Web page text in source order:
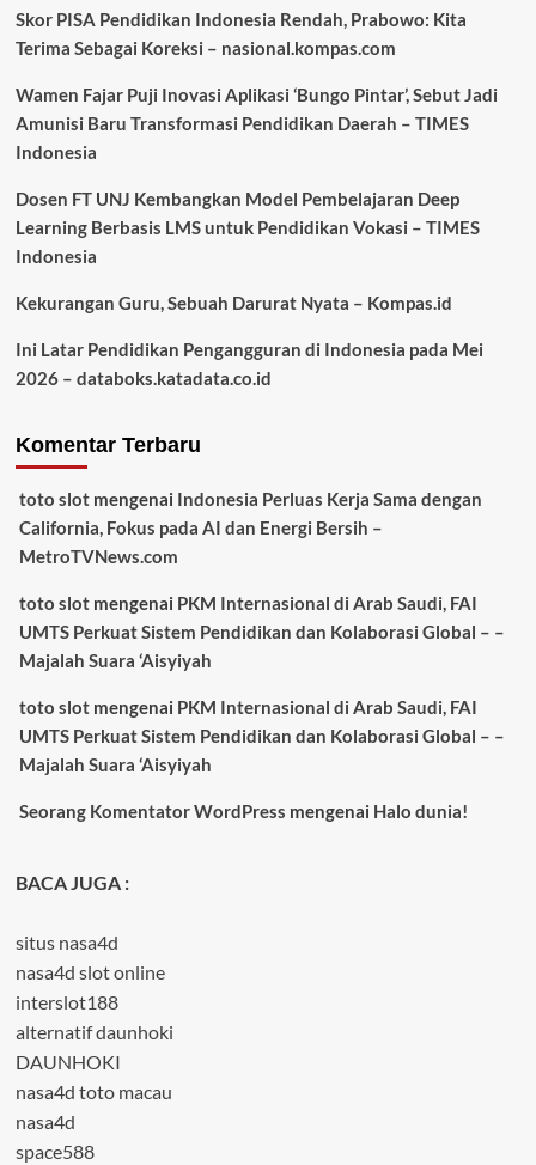
Skor PISA Pendidikan Indonesia Rendah, Prabowo: Kita
Terima Sebagai Koreksi – nasional.kompas.com
Wamen Fajar Puji Inovasi Aplikasi ‘Bungo Pintar’, Sebut Jadi
Amunisi Baru Transformasi Pendidikan Daerah – TIMES
Indonesia
Dosen FT UNJ Kembangkan Model Pembelajaran Deep
Learning Berbasis LMS untuk Pendidikan Vokasi – TIMES
Indonesia
Kekurangan Guru, Sebuah Darurat Nyata – Kompas.id
Ini Latar Pendidikan Pengangguran di Indonesia pada Mei
2026 – databoks.katadata.co.id
Komentar Terbaru
toto slotmengenai Indonesia Perluas Kerja Sama dengan
California, Fokus pada AI dan Energi Bersih –
MetroTVNews.com
toto slotmengenai PKM Internasional di Arab Saudi, FAI
UMTS Perkuat Sistem Pendidikan dan Kolaborasi Global – –
Majalah Suara ‘Aisyiyah
toto slotmengenai PKM Internasional di Arab Saudi, FAI
UMTS Perkuat Sistem Pendidikan dan Kolaborasi Global – –
Majalah Suara ‘Aisyiyah
Seorang Komentator WordPress mengenai Halo dunia!
BACA JUGA :
situs nasa4d
nasa4d slot online
interslot188
alternatif daunhoki
DAUNHOKI
nasa4d toto macau
nasa4d
space588